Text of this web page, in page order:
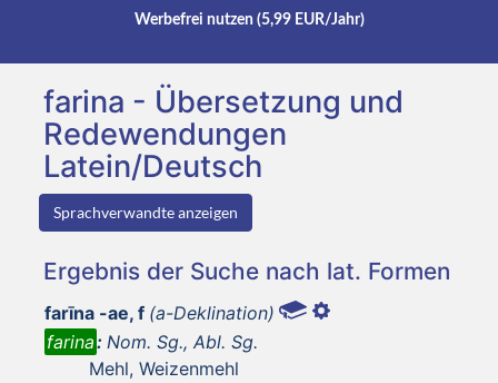
Werbefrei nutzen (5,99 EUR/Jahr)
farina - Übersetzung und
Redewendungen
Latein/Deutsch
Sprachverwandte anzeigen
Ergebnis der Suche nach lat. Formen
farīna -ae, f (a-Deklination)
farina: Nom. Sg., Abl. Sg.
Mehl, Weizenmehl